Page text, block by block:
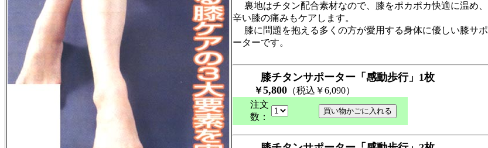
裏地はチタン配合素材なので、膝をポカポカ快適に温め、
辛い膝の痛みもケアします。
膝に問題を抱える多くの方が愛用する身体に優しい膝サポ
ーターです。
膝チタンサポーター「感動歩行」1枚
￥5,800 （税込￥6,090）
注文
数：